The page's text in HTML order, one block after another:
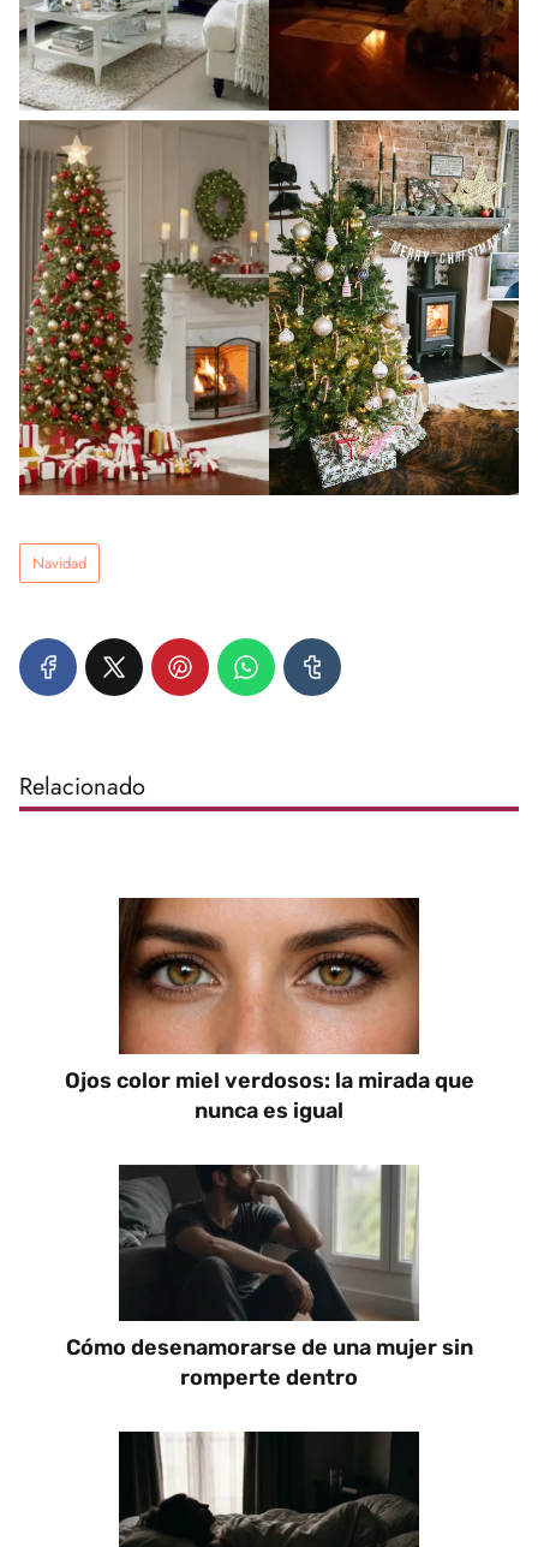
Navidad
Relacionado
Ojos color miel verdosos: la mirada que
nunca es igual
Cómo desenamorarse de una mujer sin
romperte dentro